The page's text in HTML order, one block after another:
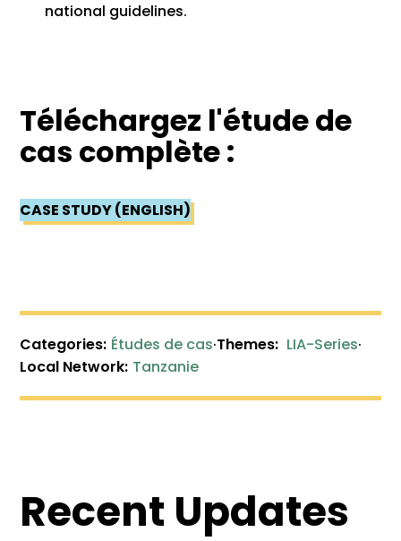
national guidelines.
Téléchargez l'étude de
cas complète :
CASE STUDY (ENGLISH)
Categories: Études de cas·Themes: LIA-Series·
Local Network: Tanzanie
Recent Updates